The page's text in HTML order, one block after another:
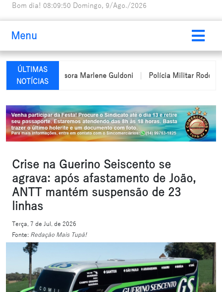
Bom dia! 08:09:51 Domingo, 9/Ago./2026
Menu
ÚLTIMAS
NOTÍCIAS
da professora Marlene Guldoni Polícia Militar Rodoviária
Crise na Guerino Seiscento se
agrava: após afastamento de João,
ANTT mantém suspensão de 23
linhas
Terça, 7 de Jul. de 2026
Fonte: Redação Mais Tupã!